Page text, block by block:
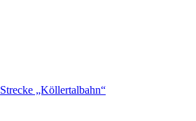
Strecke „Köllertalbahn“